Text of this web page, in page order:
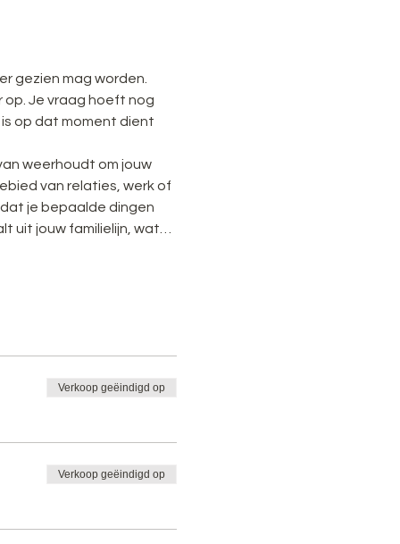
gezien mag worden.
op. Je vraag hoeft nog
op dat moment dient
weerhoudt om jouw
van relaties, werk of
je bepaalde dingen
uit jouw familielijn, wat…
Verkoop geëindigd op
Verkoop geëindigd op